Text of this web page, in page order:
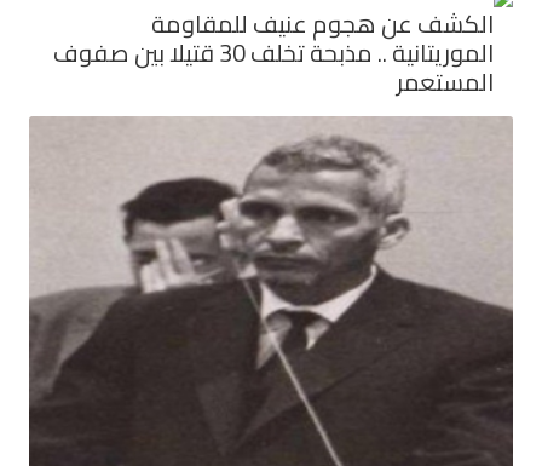
الكشف عن هجوم عنيف للمقاومة
الموريتانية .. مذبحة تخلف 30 قتيلا بين صفوف
المستعمر